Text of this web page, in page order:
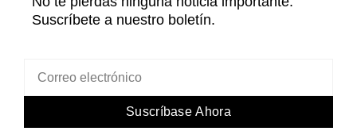
Suscríbete a nuestro boletín.
Suscríbase Ahora